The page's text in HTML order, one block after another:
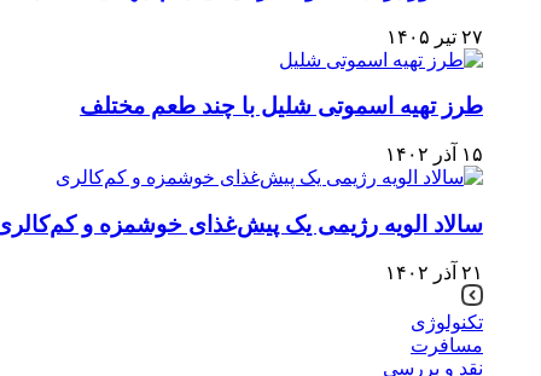
۲۷ تیر ۱۴۰۵
طرز تهیه اسموتی شلیل با چند طعم مختلف
۱۵ آذر ۱۴۰۲
سالاد الویه رژیمی یک پیش‌غذای خوشمزه و
۲۱ آذر ۱۴۰۲
تکنولوژی
مسافرت
نقد و بررسی